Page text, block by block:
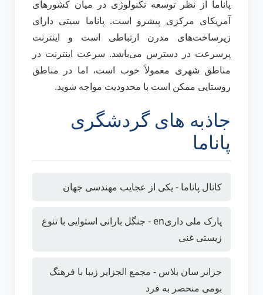
پاناما از نظر توسعه تکنولوژی در میان کشورهای
آمریکای مرکزی پیشرو است. پاناما سیتی دارای
زیرساخت‌های مدرن ارتباطی است و اینترنت
پرسرعت در دسترس می‌باشد. سرعت اینترنت در
مناطق شهری معمولاً خوب است، اما در مناطق
روستایی ممکن است با محدودیت مواجه شوید.
جاذبه های گردشگری
پاناما
کانال پاناما - یکی از عجایب مهندسی جهان
پارک ملی داریen - جنگل بارانی استوایی با تنوع
زیستی غنی
جزایر سان بلاس - مجمع الجزایر زیبا با فرهنگ
بومی منحصر به فرد